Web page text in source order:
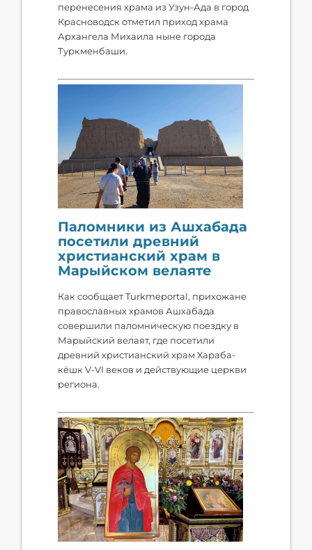
перенесения храма из Узун-Ада в город
Красноводск отметил приход храма
Архангела Михаила ныне города
Туркменбаши.
Паломники из Ашхабада
посетили древний
христианский храм в
Марыйском велаяте
Как сообщает Turkmeportal, прихожане
православных храмов Ашхабада
совершили паломническую поездку в
Марыйский велаят, где посетили
древний христианский храм Хараба-
кёшк V-VI веков и действующие церкви
региона.